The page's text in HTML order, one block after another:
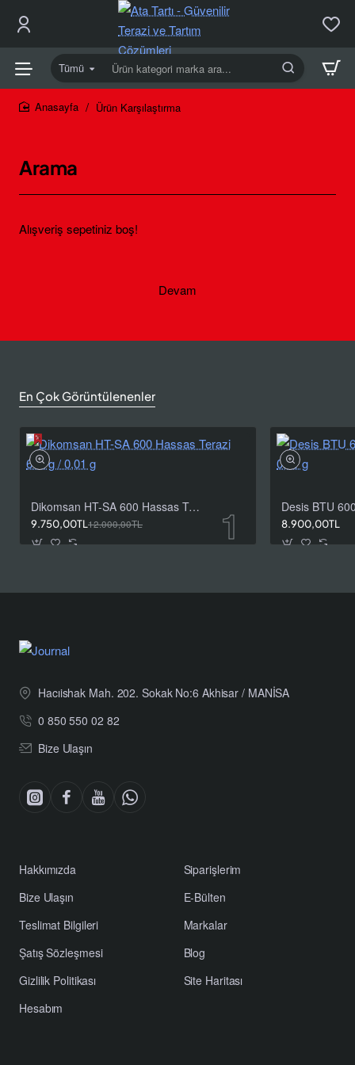
Tümü
Ürün
kategori
marka
Ürün Karşılaştırma
Arama
Alışveriş sepetiniz boş!
Devam
En Çok Görüntülenenler
Dikomsan HT-SA 600 Hassas Terazi 600 g / 0,01 g
9.750,00TL12.000,00TL 8.900,00TL
Hacıishak Mah. 202. Sokak No:6 Akhisar / MANİSA
0 850 550 02 82
Bize Ulaşın
Hakkımızda
Bize Ulaşın
Teslimat Bilgileri
Şatış Sözleşmesi
Gizlilik Politikası
Hesabım
Siparişlerim
E-Bülten
Markalar
Blog
Site Haritası